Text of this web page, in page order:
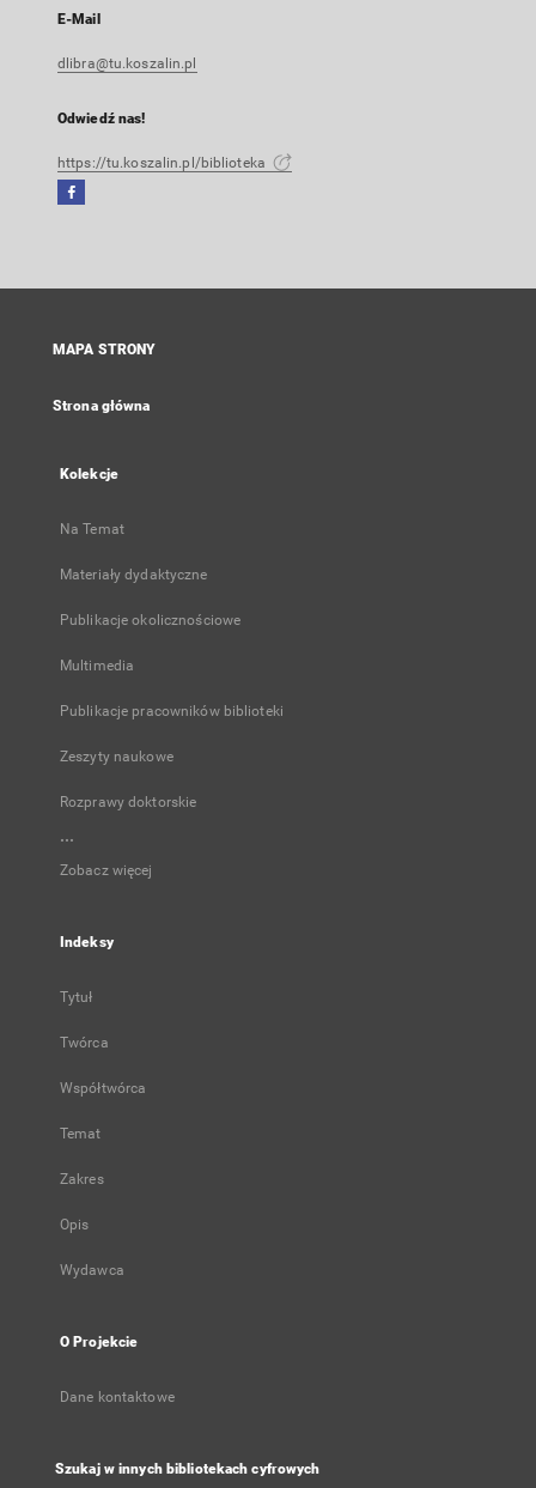
E-Mail
dlibra@tu.koszalin.pl
Odwiedź nas!
https://tu.koszalin.pl/biblioteka
Facebook
się
karcie
MAPA STRONY
Strona główna
Kolekcje
Na Temat
Materiały dydaktyczne
Publikacje okolicznościowe
Multimedia
Publikacje pracowników biblioteki
Zeszyty naukowe
Rozprawy doktorskie
...
Zobacz więcej
Indeksy
Tytuł
Twórca
Współtwórca
Temat
Zakres
Opis
Wydawca
O Projekcie
Dane kontaktowe
Szukaj w innych bibliotekach cyfrowych